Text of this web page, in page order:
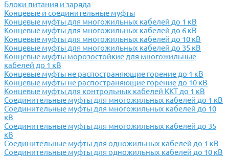
Блоки питания и заряда
Концевые и соединительные муфты
Концевые муфты для многожильных кабелей до 1 кВ
Концевые муфты для многожильных кабелей до 6 кВ
Концевые муфты для многожильных кабелей до 10 кВ
Концевые муфты для многожильных кабелей до 35 кВ
Концевые муфты морозостойкие для многожильные
кабелей до 1 кВ
Концевые муфты не распостраняющие горение до 1 кВ
Концевые муфты не распостраняющие горение до 10 кВ
Концевые муфты для контрольных кабелей ККТ до 1 кВ
Соединительные муфты для многожильных кабелей до 1 кВ
Соединительные муфты для многожильных кабелей до 10
кВ
Соединительные муфты для многожильных кабелей до 35
кВ
Соединительные муфты для одножильных кабелей до 1 кВ
Соединительные муфты для одножильных кабелей до 10 кВ